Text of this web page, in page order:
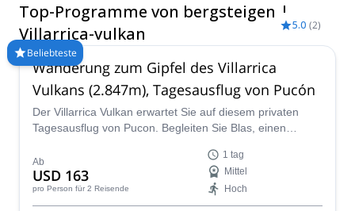
technische Fähigkeiten, während er gleichzeitig
atemberaubende Ausblicke auf dem Weg nach oben bietet!
Vergleichen und buchen Sie einen zertifizierten Führer für Ihre
Reise auf Explore-Share.com: Über 1500 Führer, 70+ Länder
und mehr als 8000 verschiedene Programme zur Auswahl.
Wählen Sie aus unserer Auswahl an Bergbesteigungen zum
Villarrica Vulkan. Die Berge rufen!
Top-Programme von bergsteigen |
Villarrica-vulkan
Beliebteste
5.0 (2)
Wanderung zum Gipfel des Villarrica
Vulkans (2.847m), Tagesausflug von Pucón
Der Villarrica Vulkan erwartet Sie auf diesem privaten
Tagesausflug von Pucon. Begleiten Sie Blas, einen
Ab
USD 163
pro Person für 2 Reisende
1 tag
Mittel
Hoch